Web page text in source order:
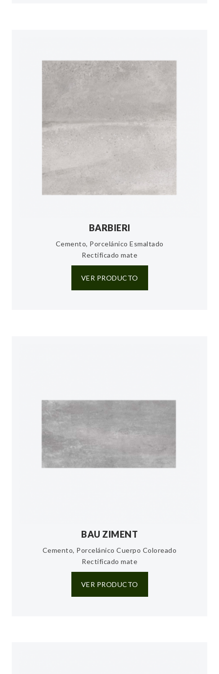
BARBIERI
Cemento, Porcelánico Esmaltado
Rectificado mate
VER PRODUCTO
BAU ZIMENT
Cemento, Porcelánico Cuerpo Coloreado
Rectificado mate
VER PRODUCTO